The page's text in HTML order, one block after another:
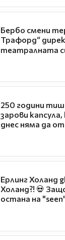
Бербо смени
Трафорд“
театралната
250 години
зарови
днес няма да
Ерлинг Холанд
Холанд?! 💀
остана на